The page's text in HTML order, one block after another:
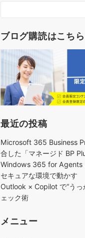
ブログ購読はこちら
最近の投稿
Microsoft 365 Business
合した「マネージド BP
Windows 365 for Agents
セキュアな環境で動かす
Outlook × Copilot で“うっ
ェック術​
メニュー